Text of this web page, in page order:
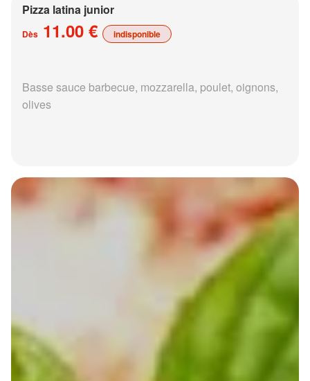
Pizza latina junior
Dès 11.00 € indisponible
Basse sauce barbecue, mozzarella, poulet, oignons,
olives